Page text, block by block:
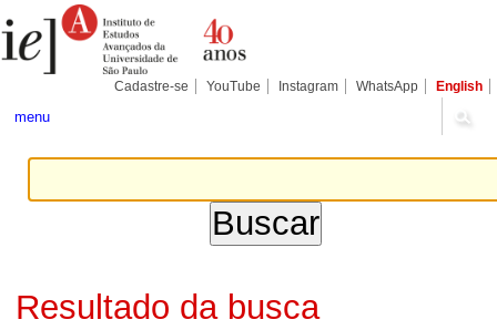
para
conteúdo.
Pessoais
Cadastre-se YouTube Instagram WhatsApp English
menu
Resultado da busca